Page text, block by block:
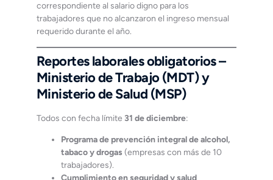
correspondiente al salario digno para los
trabajadores que no alcanzaron el ingreso mensual
requerido durante el año.
Reportes laborales obligatorios –
Ministerio de Trabajo (MDT) y
Ministerio de Salud (MSP)
Todos con fecha límite 31 de diciembre:
Programa de prevención integral de alcohol,
tabaco y drogas (empresas con más de 10
trabajadores).